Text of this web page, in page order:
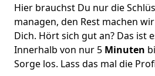
Hier brauchst Du nur die
managen, den Rest machen
Dich. Hört sich gut an? Das ist
Innerhalb von nur 5 Minuten
Sorge los. Lass das mal die